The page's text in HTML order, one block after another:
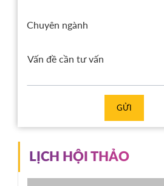
Chuyên ngành
GỬI
LỊCH HỘI THẢO